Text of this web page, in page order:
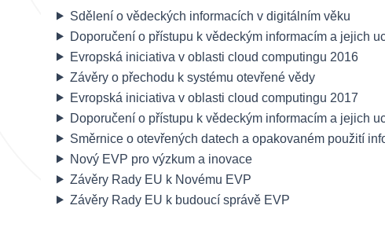
Sdělení o vědeckých informacích v digitálním věku
Doporučení o přístupu k vědeckým informacím a jejich
Evropská iniciativa v oblasti cloud computingu 2016
Závěry o přechodu k systému otevřené vědy
Evropská iniciativa v oblasti cloud computingu 2017
Doporučení o přístupu k vědeckým informacím a jejich
Směrnice o otevřených datech a opakovaném použití
Nový EVP pro výzkum a inovace
Závěry Rady EU k Novému EVP
Závěry Rady EU k budoucí správě EVP